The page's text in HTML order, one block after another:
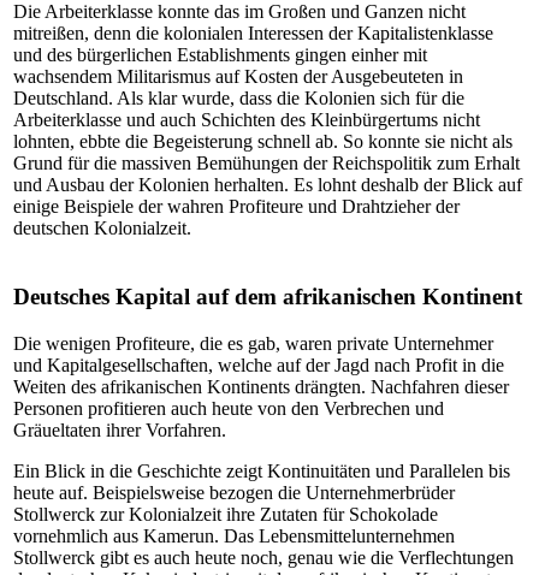
Die Arbeiterklasse konnte das im Großen und Ganzen nicht
mitreißen, denn die kolonialen Interessen der Kapitalistenklasse
und des bürgerlichen Establishments gingen einher mit
wachsendem Militarismus auf Kosten der Ausgebeuteten in
Deutschland. Als klar wurde, dass die Kolonien sich für die
Arbeiterklasse und auch Schichten des Kleinbürgertums nicht
lohnten, ebbte die Begeisterung schnell ab. So konnte sie nicht als
Grund für die massiven Bemühungen der Reichspolitik zum Erhalt
und Ausbau der Kolonien herhalten. Es lohnt deshalb der Blick auf
einige Beispiele der wahren Profiteure und Drahtzieher der
deutschen Kolonialzeit.
Deutsches Kapital auf dem afrikanischen Kontinent
Die wenigen Profiteure, die es gab, waren private Unternehmer
und Kapitalgesellschaften, welche auf der Jagd nach Profit in die
Weiten des afrikanischen Kontinents drängten. Nachfahren dieser
Personen profitieren auch heute von den Verbrechen und
Gräueltaten ihrer Vorfahren.
Ein Blick in die Geschichte zeigt Kontinuitäten und Parallelen bis
heute auf. Beispielsweise bezogen die Unternehmerbrüder
Stollwerck zur Kolonialzeit ihre Zutaten für Schokolade
vornehmlich aus Kamerun. Das Lebensmittelunternehmen
Stollwerck gibt es auch heute noch, genau wie die Verflechtungen